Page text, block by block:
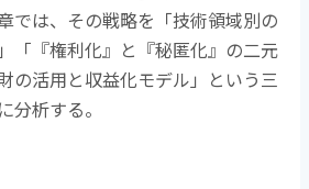
では、その戦略を「技術領域別の
「『権利化』と『秘匿化』の二元
の活用と収益化モデル」という三
分析する。